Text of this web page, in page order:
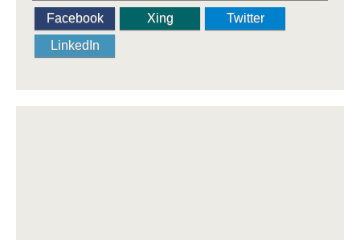
Facebook Xing
Twitter
LinkedIn